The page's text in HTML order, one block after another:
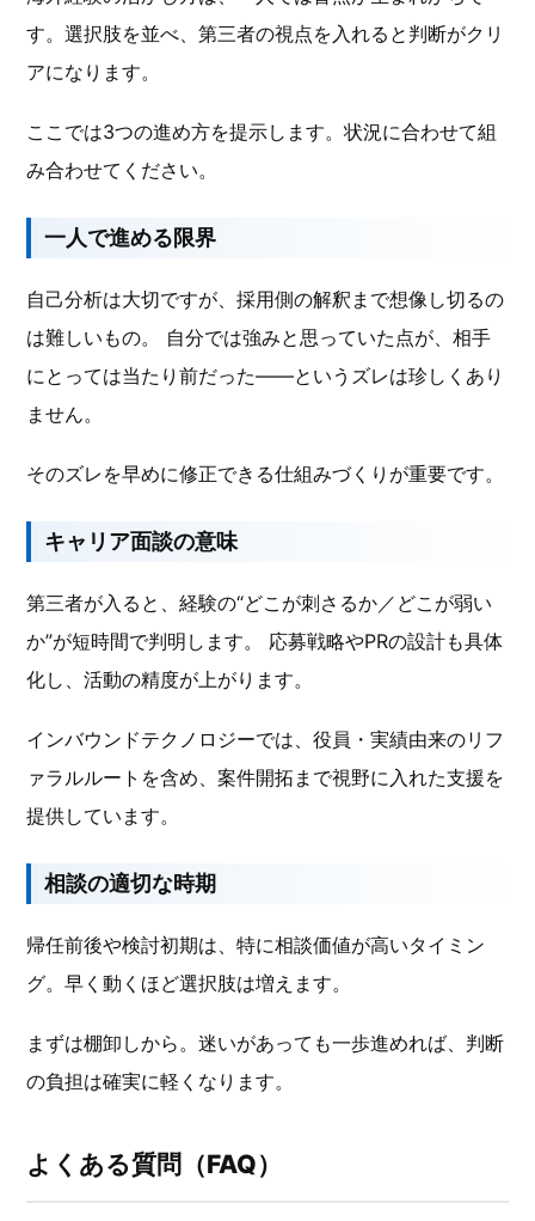
す。選択肢を並べ、第三者の視点を入れると判断がクリ
アになります。
ここでは3つの進め方を提示します。状況に合わせて組
み合わせてください。
一人で進める限界
自己分析は大切ですが、採用側の解釈まで想像し切るの
は難しいもの。 自分では強みと思っていた点が、相手
にとっては当たり前だった――というズレは珍しくあり
ません。
そのズレを早めに修正できる仕組みづくりが重要です。
キャリア面談の意味
第三者が入ると、経験の“どこが刺さるか／どこが弱い
か”が短時間で判明します。 応募戦略やPRの設計も具体
化し、活動の精度が上がります。
インバウンドテクノロジーでは、役員・実績由来のリフ
ァラルルートを含め、案件開拓まで視野に入れた支援を
提供しています。
相談の適切な時期
帰任前後や検討初期は、特に相談価値が高いタイミン
グ。早く動くほど選択肢は増えます。
まずは棚卸しから。迷いがあっても一歩進めれば、判断
の負担は確実に軽くなります。
よくある質問（FAQ）